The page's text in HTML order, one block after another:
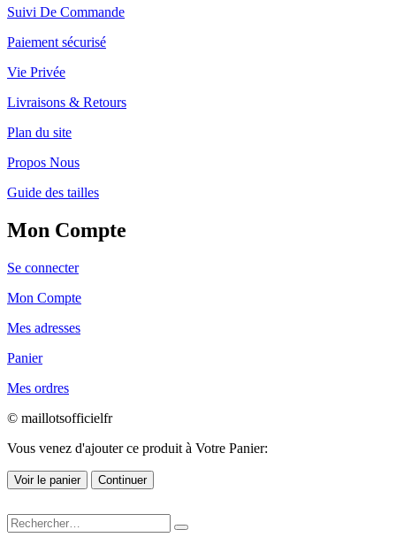
Suivi De Commande
Paiement sécurisé
Vie Privée
Livraisons & Retours
Plan du site
Propos Nous
Guide des tailles
Mon Compte
Se connecter
Mon Compte
Mes adresses
Panier
Mes ordres
© maillotsofficielfr
Vous venez d'ajouter ce produit à Votre Panier:
Voir le panier Continuer